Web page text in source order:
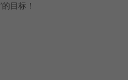
目标！